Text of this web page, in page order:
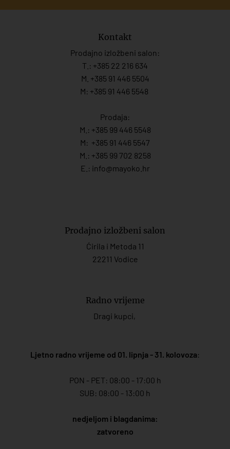
Kontakt
Prodajno izložbeni salon:
T.: +385 22 216 634
M. +385 91 446 5504
M: +385 91 446 5548
Prodaja:
M.: +385 99 446 5548
M: +385 91 446 5547
M.: +385 99 702 8258
E.: info@mayoko. hr
Prodajno izložbeni salon
Ćirila i Metoda 11
22211 Vodice
Radno vrijeme
Dragi kupci,
Ljetno radno vrijeme od 01. lipnja - 31. kolovoza:
PON - PET: 08:00 - 17:00 h
SUB: 08:00 - 13:00 h
nedjeljom i blagdanima:
zatvoreno